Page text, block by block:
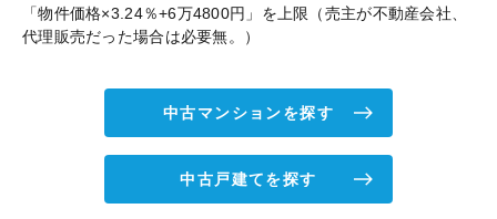
「物件価格×3.24％+6万4800円」を上限（売主が不動産会社、
代理販売だった場合は必要無。）
中古マンションを探す
中古戸建てを探す